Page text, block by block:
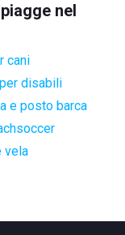
nel
cani
disabili
e posto barca
vela